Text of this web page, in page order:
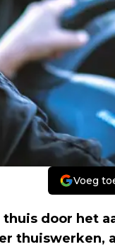
Voeg
door het
thuiswerken,